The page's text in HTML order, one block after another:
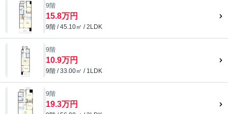
9階
15.8万円
9階 / 45.10㎡ / 2LDK
9階
10.9万円
9階 / 33.00㎡ / 1LDK
9階
19.3万円